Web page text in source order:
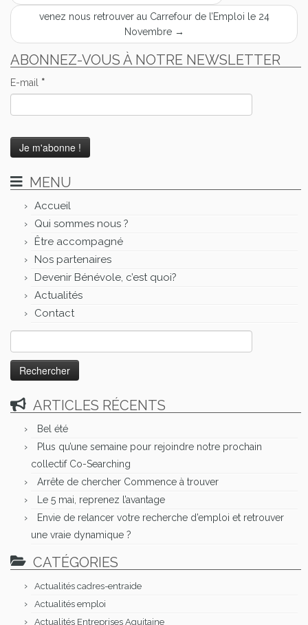
venez nous retrouver au Carrefour de l’Emploi le 24
Novembre →
ABONNEZ-VOUS À NOTRE NEWSLETTER
E-mail *
MENU
Accueil
Qui sommes nous ?
Être accompagné
Nos partenaires
Devenir Bénévole, c’est quoi?
Actualités
Contact
ARTICLES RÉCENTS
Bel été
Plus qu’une semaine pour rejoindre notre prochain
collectif Co-Searching
Arrête de chercher Commence à trouver
Le 5 mai, reprenez l’avantage
Envie de relancer votre recherche d’emploi et retrouver
une vraie dynamique ?
CATÉGORIES
Actualités cadres-entraide
Actualités emploi
Actualités Entreprises Aquitaine